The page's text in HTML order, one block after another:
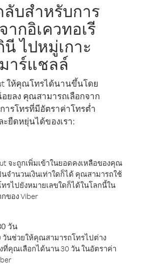
ลับสำหรับการ
ากอิเควทอเรี
ไปหมู่เกาะ
มาร์แชลล์
ให้คุณโทรได้นานขึ้นโดย
อยลง คุณสามารถเลือกจาก
ารโทรที่มีอัตราค่าโทรต่ำ
ะยืดหยุ่นได้ของเรา:
จะถูกเพิ่มเข้าในยอดคงเหลือของคุณ
จำนวนเงินเท่าใดก็ได้ คุณสามารถใช้
รไปยังหมายเลขใดก็ได้ในโลกนี้ใน
ของ Viber
วัน
วันช่วยให้คุณสามารถโทรไปต่าง
ที่คุณเลือกได้นาน 30 วัน ในอัตราค่า